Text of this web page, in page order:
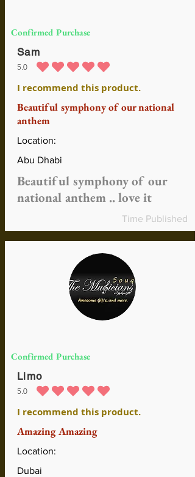
Confirmed Purchase
Sam
5.0
durchschnittliches Rating ist 5 von 5
I recommend this product.
Beautiful symphony of our national
anthem
Location:
Abu Dhabi
Beautiful symphony of our
national anthem .. love it
Time Published
Confirmed Purchase
Limo
5.0
durchschnittliches Rating ist 5 von 5
I recommend this product.
Amazing Amazing
Location:
Dubai